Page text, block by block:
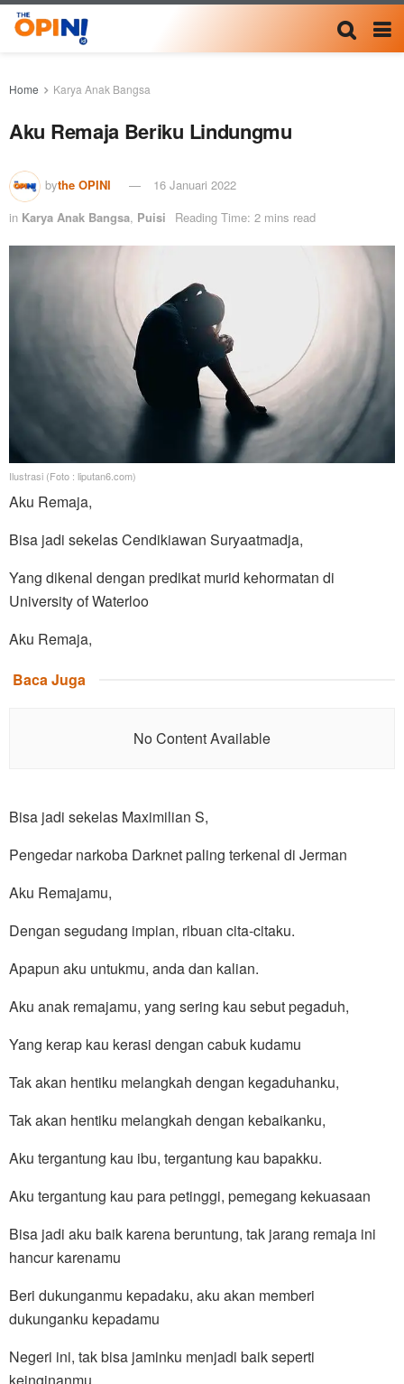
Home Karya Anak Bangsa
Aku Remaja Beriku Lindungmu
bythe OPINI
16 Januari 2022
in Karya Anak Bangsa, Puisi Reading Time: 2 mins read
Ilustrasi (Foto : liputan6.com)
Aku Remaja,
Bisa jadi sekelas Cendikiawan Suryaatmadja,
Yang dikenal dengan predikat murid kehormatan di
University of Waterloo
Aku Remaja,
Baca Juga
No Content Available
Bisa jadi sekelas Maximilian S,
Pengedar narkoba Darknet paling terkenal di Jerman
Aku Remajamu,
Dengan segudang impian, ribuan cita-citaku.
Apapun aku untukmu, anda dan kalian.
Aku anak remajamu, yang sering kau sebut pegaduh,
Yang kerap kau kerasi dengan cabuk kudamu
Tak akan hentiku melangkah dengan kegaduhanku,
Tak akan hentiku melangkah dengan kebaikanku,
Aku tergantung kau ibu, tergantung kau bapakku.
Aku tergantung kau para petinggi, pemegang kekuasaan
Bisa jadi aku baik karena beruntung, tak jarang remaja ini
hancur karenamu
Beri dukunganmu kepadaku, aku akan memberi
dukunganku kepadamu
Negeri ini, tak bisa jaminku menjadi baik seperti
keinginanmu.